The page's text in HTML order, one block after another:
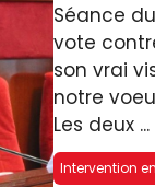
Séance
vote
son vrai
notre
Les deux ...
Intervention